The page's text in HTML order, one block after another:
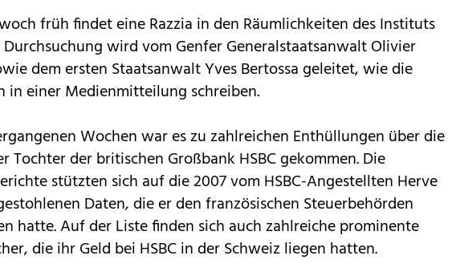
früh findet eine Razzia in den Räumlichkeiten des Instituts
wird vom Genfer Generalstaatsanwalt Olivier
dem ersten Staatsanwalt Yves Bertossa geleitet, wie die
in einer Medienmitteilung schreiben.
Wochen war es zu zahlreichen Enthüllungen über die
Tochter der britischen Großbank HSBC gekommen. Die
stützten sich auf die 2007 vom HSBC-Angestellten Herve
Daten, die er den französischen Steuerbehörden
hatte. Auf der Liste finden sich auch zahlreiche prominente
die ihr Geld bei HSBC in der Schweiz liegen hatten.